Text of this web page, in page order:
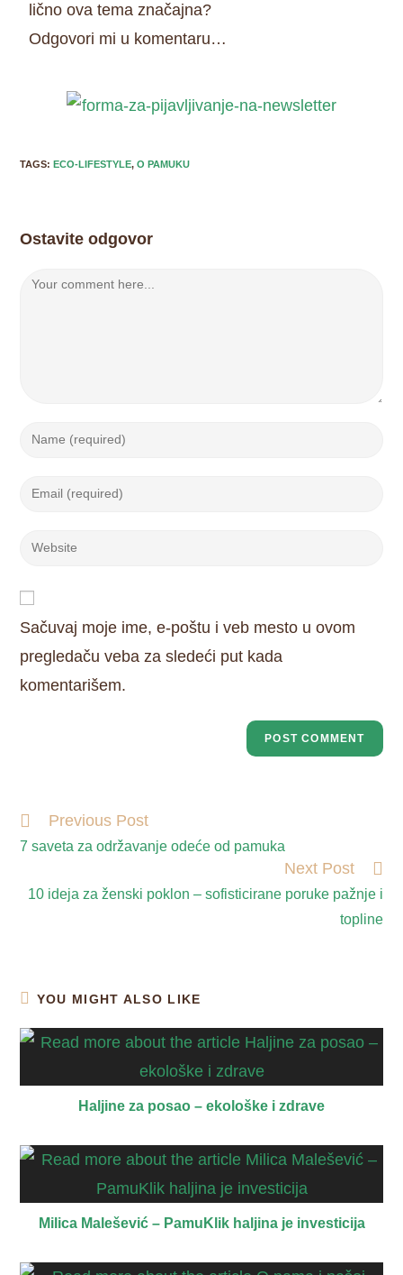
lično ova tema značajna?
Odgovori mi u komentaru…
TAGS:ECO-LIFESTYLE, O PAMUKU
Ostavite odgovor
Sačuvaj moje ime, e-poštu i veb mesto u ovom
pregledaču veba za sledeći put kada
komentarišem.
Previous Post
7 saveta za održavanje odeće od pamuka
Next Post
10 ideja za ženski poklon – sofisticirane poruke pažnje i
topline
YOU MIGHT ALSO LIKE
Haljine za posao – ekološke i zdrave
Milica Malešević – PamuKlik haljina je investicija